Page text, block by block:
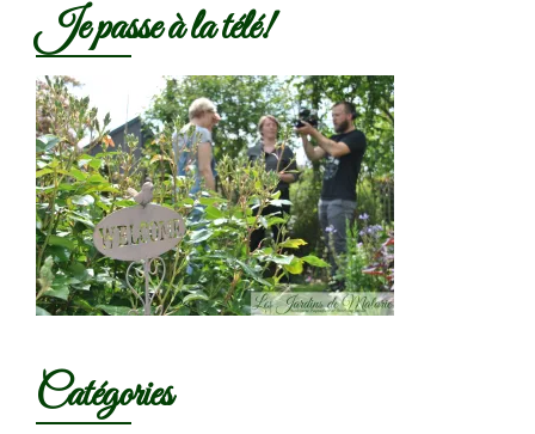
Je passe à la télé!
Catégories